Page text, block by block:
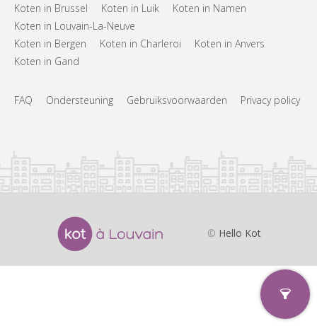
Koten in Brussel Koten in Luik
Koten in Namen
Koten in Louvain-La-Neuve
Koten in Bergen
Koten in Charleroi
Koten in Anvers
Koten in Gand
FAQ Ondersteuning Gebruiksvoorwaarden Privacy policy
© Hello Kot